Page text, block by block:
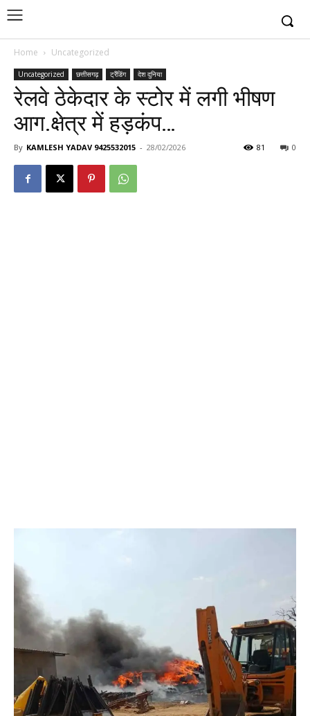
Home Uncategorized
Uncategorized छत्तीसगढ़ ट्रैंडिंग देश दुनिया
रेलवे ठेकेदार के स्टोर में लगी भीषण
आग.क्षेत्र में हड़कंप…
By KAMLESH YADAV 9425532015 - 28/02/2026 0
81